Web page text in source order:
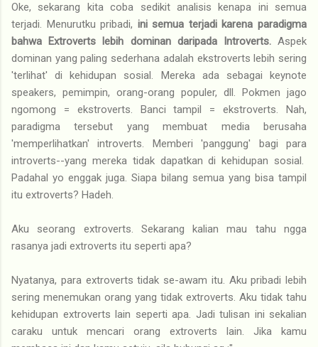
Oke, sekarang kita coba sedikit analisis kenapa ini semua
terjadi. Menurutku pribadi, ini semua terjadi karena paradigma
bahwa Extroverts lebih dominan daripada Introverts. Aspek
dominan yang paling sederhana adalah ekstroverts lebih sering
'terlihat' di kehidupan sosial. Mereka ada sebagai keynote
speakers, pemimpin, orang-orang populer, dll. Pokmen jago
ngomong = ekstroverts. Banci tampil = ekstroverts. Nah,
paradigma tersebut yang membuat media berusaha
'memperlihatkan' introverts. Memberi 'panggung' bagi para
introverts--yang mereka tidak dapatkan di kehidupan sosial.
Padahal yo enggak juga. Siapa bilang semua yang bisa tampil
itu extroverts? Hadeh.
Aku seorang extroverts. Sekarang kalian mau tahu ngga
rasanya jadi extroverts itu seperti apa?
Nyatanya, para extroverts tidak se-awam itu. Aku pribadi lebih
sering menemukan orang yang tidak extroverts. Aku tidak tahu
kehidupan extroverts lain seperti apa. Jadi tulisan ini sekalian
caraku untuk mencari orang extroverts lain. Jika kamu